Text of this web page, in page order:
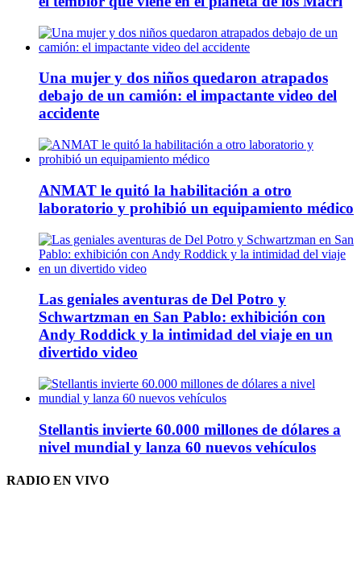
Una mujer y dos niños quedaron atrapados
debajo de un camión: el impactante video del
accidente
ANMAT le quitó la habilitación a otro
laboratorio y prohibió un equipamiento médico
Las geniales aventuras de Del Potro y
Schwartzman en San Pablo: exhibición con
Andy Roddick y la intimidad del viaje en un
divertido video
Stellantis invierte 60.000 millones de dólares a
nivel mundial y lanza 60 nuevos vehículos
RADIO EN VIVO